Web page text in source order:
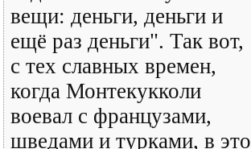
вещи: деньги, деньги и
ещё раз деньги". Так вот,
с тех славных времен,
когда Монтекукколи
воевал с французами,
шведами и турками, в это